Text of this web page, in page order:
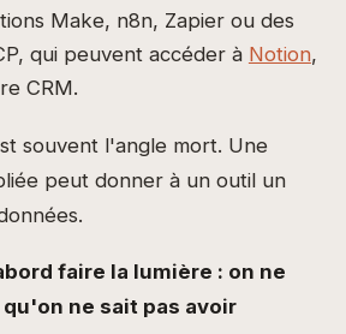
Make, n8n, Zapier ou des
qui peuvent accéder à Notion,
CRM.
souvent l'angle mort. Une
peut donner à un outil un
faire la lumière : on ne
ne sait pas avoir